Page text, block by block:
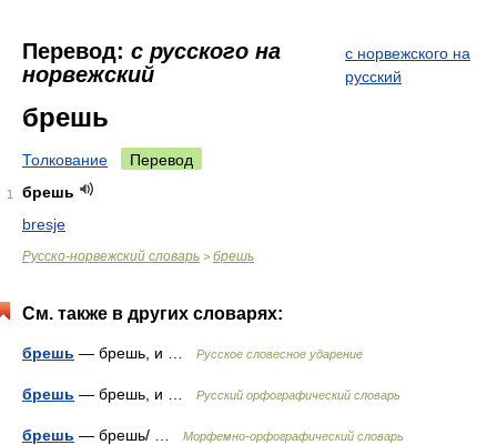
Перевод: с русского на
норвежский
с норвежского на
русский
брешь
Толкование Перевод
1
брешь
bresje
Русско-норвежский словарь > брешь
См. также в других словарях:
брешь — брешь, и … Русское словесное ударение
брешь — брешь, и … Русский орфографический словарь
брешь — брешь/ … Морфемно-орфографический словарь